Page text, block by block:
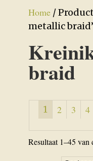
Home/
metallic
braid
1 2 3 4
Resultaat 1–45 van